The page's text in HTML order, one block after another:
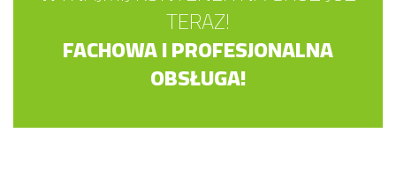
TERAZ!
FACHOWA I PROFESJONALNA
OBSŁUGA!